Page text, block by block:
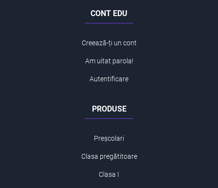
CONT EDU
Creează-ți un cont
Am uitat parola!
Autentificare
PRODUSE
Preșcolari
Clasa pregătitoare
Clasa I